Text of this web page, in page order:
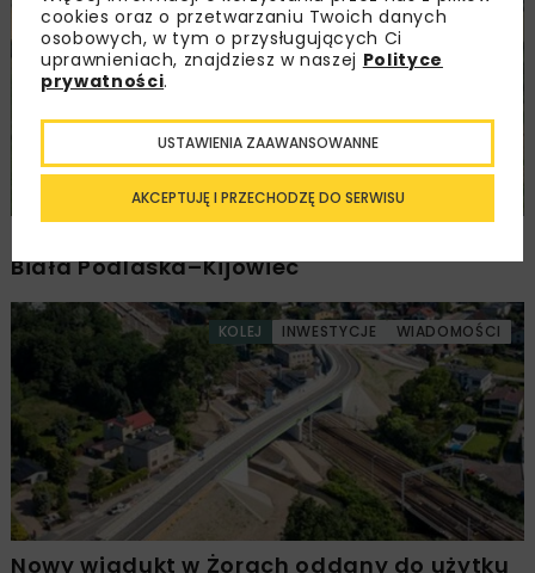
DROGI INWESTYCJE WIADOMOŚCI
Biała Podlaska–Kijowiec
KOLEJ INWESTYCJE WIADOMOŚCI
Nowy wiadukt w Żorach oddany do użytku
cookies oraz o przetwarzaniu Twoich danych
osobowych, w tym o przysługujących Ci
uprawnieniach, znajdziesz w naszej Polityce
prywatności.
AKCEPTUJĘ I PRZECHODZĘ DO SERWISU
USTAWIENIA ZAAWANSOWANNE